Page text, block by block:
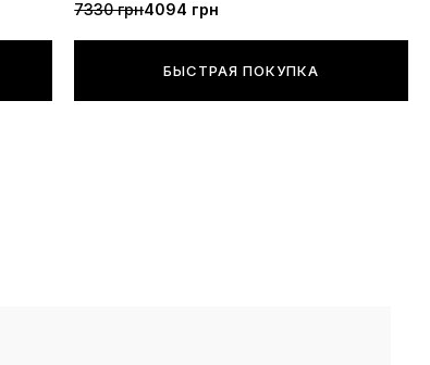
7330 грн4094 грн
БЫСТРАЯ ПОКУПКА